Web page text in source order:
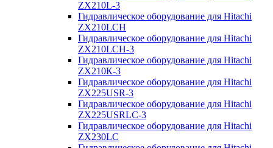
ZX210L-3
Гидравлическое оборудование для Hitachi
ZX210LCH
Гидравлическое оборудование для Hitachi
ZX210LCH-3
Гидравлическое оборудование для Hitachi
ZX210К-3
Гидравлическое оборудование для Hitachi
ZX225USR-3
Гидравлическое оборудование для Hitachi
ZX225USRLC-3
Гидравлическое оборудование для Hitachi
ZX230LC